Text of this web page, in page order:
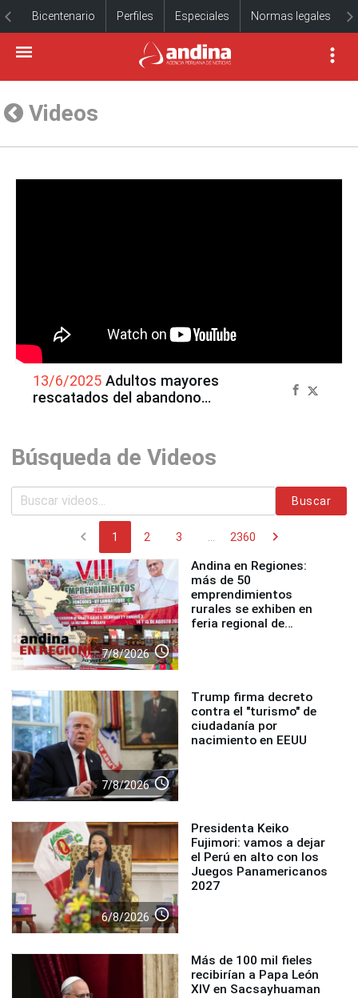
Bicentenario Perfiles Especiales Normas legales
Videos
13/6/2025 Adultos mayores
rescatados del abandono
Búsqueda de Videos
Buscar
chevron_left 1 2 3 2360 chevron_right
7/8/2026 access_time
Andina en Regiones:
más de 50
emprendimientos
rurales se exhiben en
feria regional de
7/8/2026 access_time
Trump firma decreto
contra el "turismo" de
ciudadanía por
nacimiento en EEUU
6/8/2026 access_time
Presidenta Keiko
Fujimori: vamos a dejar
el Perú en alto con los
Juegos Panamericanos
2027
Más de 100 mil fieles
recibirían a Papa León
XIV en Sacsayhuaman